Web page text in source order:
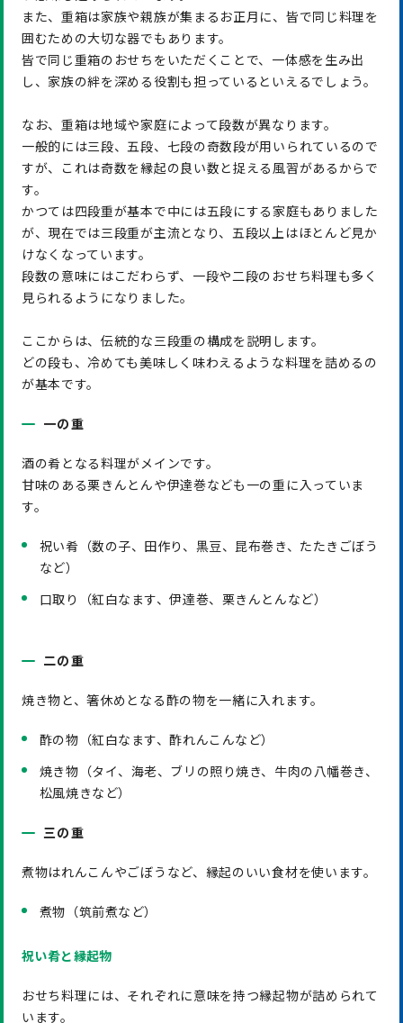
また、重箱は家族や親族が集まるお正月に、皆で同じ料理を
囲むための大切な器でもあります。
皆で同じ重箱のおせちをいただくことで、一体感を生み出
し、家族の絆を深める役割も担っているといえるでしょう。
なお、重箱は地域や家庭によって段数が異なります。
一般的には三段、五段、七段の奇数段が用いられているので
すが、これは奇数を縁起の良い数と捉える風習があるからで
す。
かつては四段重が基本で中には五段にする家庭もありました
が、現在では三段重が主流となり、五段以上はほとんど見か
けなくなっています。
段数の意味にはこだわらず、一段や二段のおせち料理も多く
見られるようになりました。
ここからは、伝統的な三段重の構成を説明します。
どの段も、冷めても美味しく味わえるような料理を詰めるの
が基本です。
一の重
酒の肴となる料理がメインです。
甘味のある栗きんとんや伊達巻なども一の重に入っていま
す。
祝い肴（数の子、田作り、黒豆、昆布巻き、たたきごぼう
など）
口取り（紅白なます、伊達巻、栗きんとんなど）
二の重
焼き物と、箸休めとなる酢の物を一緒に入れます。
酢の物（紅白なます、酢れんこんなど）
焼き物（タイ、海老、ブリの照り焼き、牛肉の八幡巻き、
松風焼きなど）
三の重
煮物はれんこんやごぼうなど、縁起のいい食材を使います。
煮物（筑前煮など）
祝い肴と縁起物
おせち料理には、それぞれに意味を持つ縁起物が詰められて
います。